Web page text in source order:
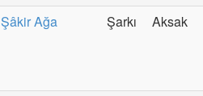
Şâkir Ağa Şarkı Aksak